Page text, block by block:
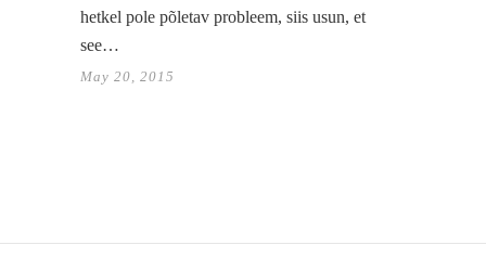
hetkel pole põletav probleem, siis usun, et
see…
May 20, 2015